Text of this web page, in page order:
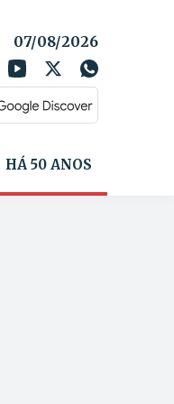
07/08/2026
HÁ 50 ANOS